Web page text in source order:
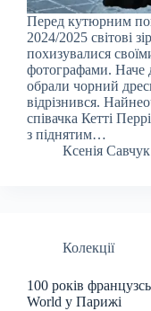
Перед кутюрним
2024/2025 світові
похизувалися
фотографами. Наче
обрали чорний
відрізнився.
співачка Кетті
з піднятим…
Ксенія Савчук
Колекції
100 років
World у Парижі